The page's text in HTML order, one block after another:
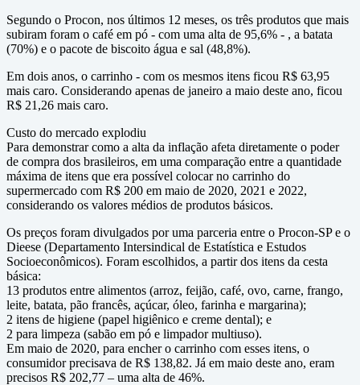
Segundo o Procon, nos últimos 12 meses, os três produtos que mais
subiram foram o café em pó - com uma alta de 95,6% - , a batata
(70%) e o pacote de biscoito água e sal (48,8%).
Em dois anos, o carrinho - com os mesmos itens ficou R$ 63,95
mais caro. Considerando apenas de janeiro a maio deste ano, ficou
R$ 21,26 mais caro.
Custo do mercado explodiu
Para demonstrar como a alta da inflação afeta diretamente o poder
de compra dos brasileiros, em uma comparação entre a quantidade
máxima de itens que era possível colocar no carrinho do
supermercado com R$ 200 em maio de 2020, 2021 e 2022,
considerando os valores médios de produtos básicos.
Os preços foram divulgados por uma parceria entre o Procon-SP e o
Dieese (Departamento Intersindical de Estatística e Estudos
Socioeconômicos). Foram escolhidos, a partir dos itens da cesta
básica:
13 produtos entre alimentos (arroz, feijão, café, ovo, carne, frango,
leite, batata, pão francês, açúcar, óleo, farinha e margarina);
2 itens de higiene (papel higiênico e creme dental); e
2 para limpeza (sabão em pó e limpador multiuso).
Em maio de 2020, para encher o carrinho com esses itens, o
consumidor precisava de R$ 138,82. Já em maio deste ano, eram
precisos R$ 202,77 – uma alta de 46%.